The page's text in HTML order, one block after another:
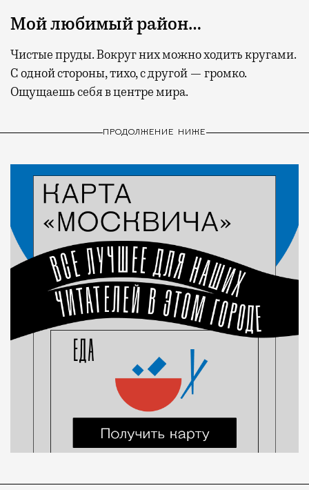
Мой любимый район…
Чистые пруды. Вокруг них можно ходить кругами.
С одной стороны, тихо, с другой — громко.
Ощущаешь себя в центре мира.
ПРОДОЛЖЕНИЕ НИЖЕ